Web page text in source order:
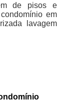
de pisos e
em
lavagem